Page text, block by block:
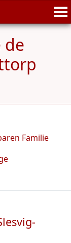
de
Familie